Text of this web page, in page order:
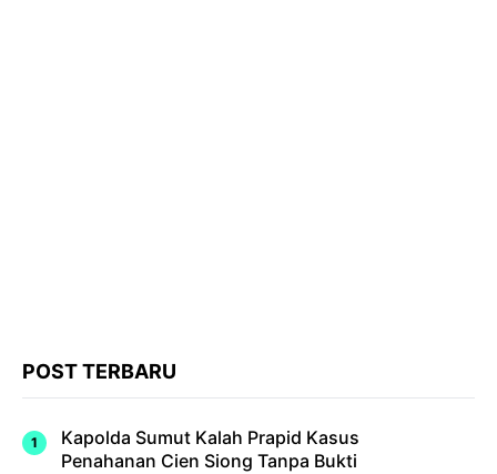
POST TERBARU
Kapolda Sumut Kalah Prapid Kasus
Penahanan Cien Siong Tanpa Bukti